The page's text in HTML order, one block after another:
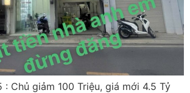
Chủ giảm 100 Triệu, giá mới 4.5 Tỷ